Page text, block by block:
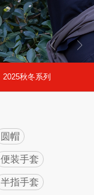
2025秋冬系列
圆帽
便装手套
半指手套